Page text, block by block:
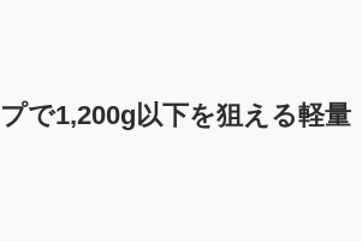
で1,200g以下を狙える軽量